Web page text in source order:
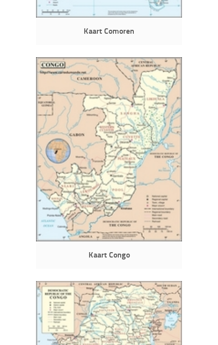
Kaart Comoren
Kaart Congo